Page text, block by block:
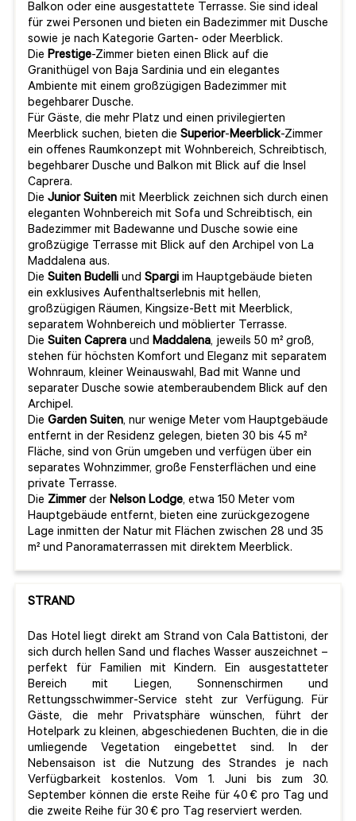
Balkon oder eine ausgestattete Terrasse. Sie sind ideal
für zwei Personen und bieten ein Badezimmer mit Dusche
sowie je nach Kategorie Garten- oder Meerblick.
Die Prestige-Zimmer bieten einen Blick auf die
Granithügel von Baja Sardinia und ein elegantes
Ambiente mit einem großzügigen Badezimmer mit
begehbarer Dusche.
Für Gäste, die mehr Platz und einen privilegierten
Meerblick suchen, bieten die Superior-Meerblick-Zimmer
ein offenes Raumkonzept mit Wohnbereich, Schreibtisch,
begehbarer Dusche und Balkon mit Blick auf die Insel
Caprera.
Die Junior Suiten mit Meerblick zeichnen sich durch einen
eleganten Wohnbereich mit Sofa und Schreibtisch, ein
Badezimmer mit Badewanne und Dusche sowie eine
großzügige Terrasse mit Blick auf den Archipel von La
Maddalena aus.
Die Suiten Budelli und Spargi im Hauptgebäude bieten
ein exklusives Aufenthaltserlebnis mit hellen,
großzügigen Räumen, Kingsize-Bett mit Meerblick,
separatem Wohnbereich und möblierter Terrasse.
Die Suiten Caprera und Maddalena, jeweils 50 m² groß,
stehen für höchsten Komfort und Eleganz mit separatem
Wohnraum, kleiner Weinauswahl, Bad mit Wanne und
separater Dusche sowie atemberaubendem Blick auf den
Archipel.
Die Garden Suiten, nur wenige Meter vom Hauptgebäude
entfernt in der Residenz gelegen, bieten 30 bis 45 m²
Fläche, sind von Grün umgeben und verfügen über ein
separates Wohnzimmer, große Fensterflächen und eine
private Terrasse.
Die Zimmerder Nelson Lodge, etwa 150 Meter vom
Hauptgebäude entfernt, bieten eine zurückgezogene
Lage inmitten der Natur mit Flächen zwischen 28 und 35
m² und Panoramaterrassen mit direktem Meerblick.
STRAND
Das Hotel liegt direkt am Strand von Cala Battistoni, der
sich durch hellen Sand und flaches Wasser auszeichnet –
perfekt für Familien mit Kindern. Ein ausgestatteter
Bereich mit Liegen, Sonnenschirmen und
Rettungsschwimmer-Service steht zur Verfügung. Für
Gäste, die mehr Privatsphäre wünschen, führt der
Hotelpark zu kleinen, abgeschiedenen Buchten, die in die
umliegende Vegetation eingebettet sind. In der
Nebensaison ist die Nutzung des Strandes je nach
Verfügbarkeit kostenlos. Vom 1. Juni bis zum 30.
September können die erste Reihe für 40 € pro Tag und
die zweite Reihe für 30 € pro Tag reserviert werden.